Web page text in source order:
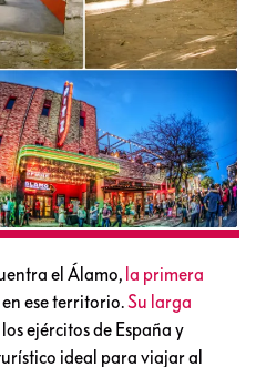
el Álamo, la primera
ese territorio.Su larga
ejércitos de España y
ideal para viajar al